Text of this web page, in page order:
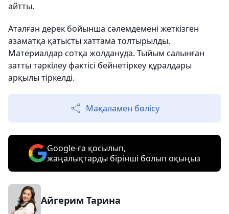
айтты.
Аталған дерек бойынша сәлемдемені жеткізген
азаматқа қатысты хаттама толтырылды.
Материалдар сотқа жолдануда. Тыйым салынған
затты тәркілеу фактісі бейнетіркеу құралдары
арқылы тіркелді.
Мақаламен бөлісу
Google-ға қосылып,
жаңалықтарды бірінші болып оқыңыз
Айгерим Тарина